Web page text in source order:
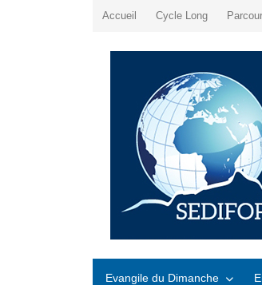
Accueil Cycle Long
Evangile du Dimanche